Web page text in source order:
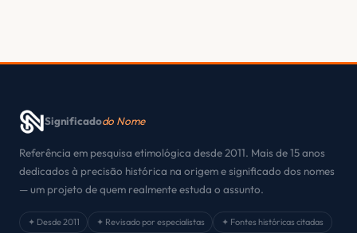
Significadodo Nome
Referência em pesquisa etimológica desde 2011. Mais de 15 anos
dedicados à precisão histórica na origem e significado dos nomes
— um projeto de quem realmente estuda o assunto.
✦ Desde 2011 ✦ Revisado por especialistas
✦ Fontes históricas citadas